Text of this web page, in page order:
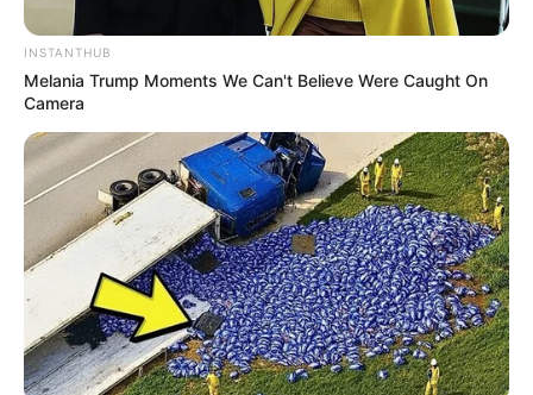
INSTANTHUB
Melania Trump Moments We Can't Believe Were Caught On
Camera